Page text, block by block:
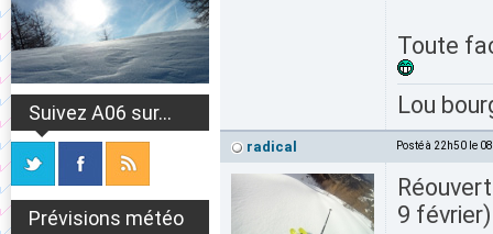
Suivez A06 sur...
Prévisions météo
Toute
Lou
radical Posté à 22h50 le
9